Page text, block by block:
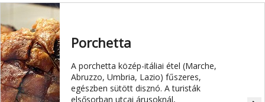
Porchetta
A porchetta közép-itáliai étel (Marche,
Abruzzo, Umbria, Lazio) fűszeres,
egészben sütött disznó. A turisták
elsősorban utcai árusoknál,